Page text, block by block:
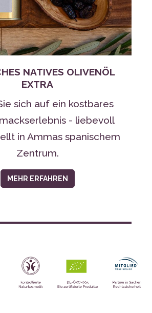
NATIVES OLIVENÖL
EXTRA
sich auf ein kostbares
- liebevoll
in Ammas spanischem
Zentrum.